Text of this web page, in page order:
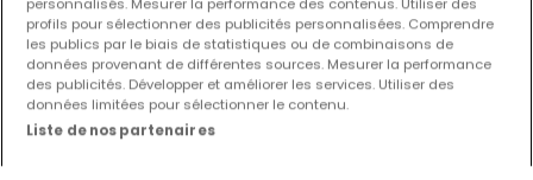
1 chambre
2 chambres
3 chambres
4 chambres
personnalisés. Mesurer la performance des contenus. Utiliser des
profils pour sélectionner des publicités personnalisées. Comprendre
les publics par le biais de statistiques ou de combinaisons de
données provenant de différentes sources. Mesurer la performance
des publicités. Développer et améliorer les services. Utiliser des
données limitées pour sélectionner le contenu.
Liste de nos partenaires